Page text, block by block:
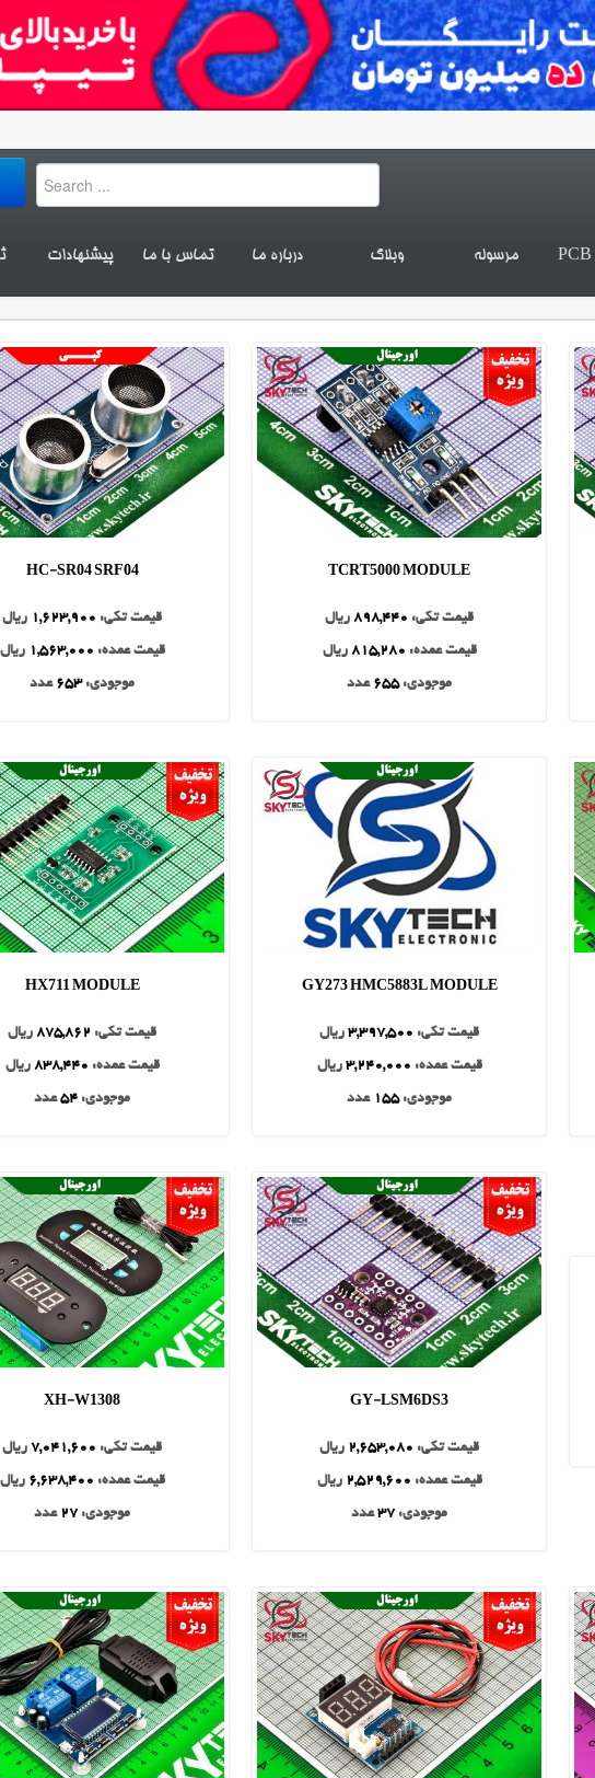
مرسوله وبلاگ درباره ما تماس با ما پیشنهادات
TCRT5000 MODULE
قیمت تکی: 898,440 ریال
قیمت عمده: 815,280 ریال
موجودی:655 عدد
HC-SR04 SRF04
قیمت تکی: 1,623,900 ریال
قیمت عمده: 1,563,000 ریال
موجودی:653 عدد
GY273 HMC5883L MODULE
قیمت تکی: 3,397,500 ریال
قیمت عمده: 3,240,000 ریال
موجودی:155 عدد
HX711 MODULE
قیمت تکی: 875,862 ریال
قیمت عمده: 838,440 ریال
موجودی: 54عدد
GY-LSM6DS3
قیمت تکی: 2,653,080 ریال
قیمت عمده: 2,529,600 ریال
موجودی: 37عدد
XH-W1308
قیمت تکی: 7,041,600 ریال
قیمت عمده: 6,638,400 ریال
موجودی: 27 عدد